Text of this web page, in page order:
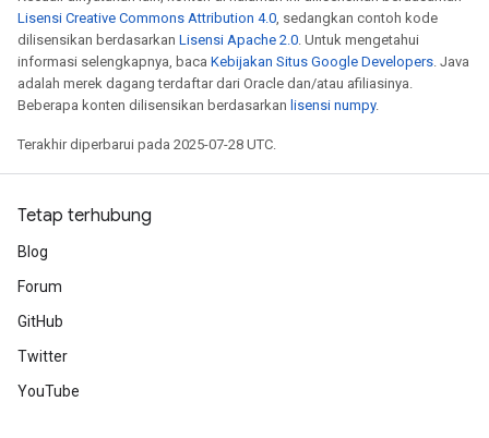
Lisensi Creative Commons Attribution 4.0, sedangkan contoh kode
dilisensikan berdasarkan Lisensi Apache 2.0. Untuk mengetahui
informasi selengkapnya, baca Kebijakan Situs Google Developers. Java
adalah merek dagang terdaftar dari Oracle dan/atau afiliasinya.
Beberapa konten dilisensikan berdasarkan lisensi numpy.
Terakhir diperbarui pada 2025-07-28 UTC.
Tetap terhubung
Blog
Forum
GitHub
Twitter
YouTube